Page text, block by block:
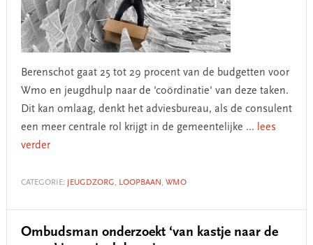
Berenschot gaat 25 tot 29 procent van de budgetten voor
Wmo en jeugdhulp naar de 'coördinatie' van deze taken.
Dit kan omlaag, denkt het adviesbureau, als de consulent
een meer centrale rol krijgt in de gemeentelijke ... lees
verder
CATEGORIE: JEUGDZORG, LOOPBAAN , WMO
Ombudsman onderzoekt ‘van kastje naar de